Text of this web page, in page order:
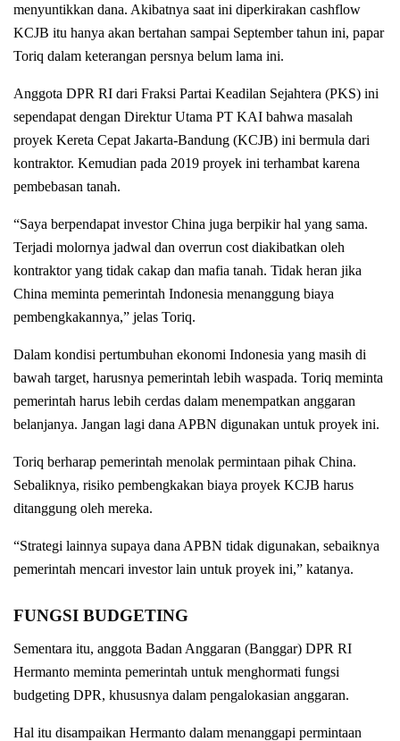
menyuntikkan dana. Akibatnya saat ini diperkirakan cashflow
KCJB itu hanya akan bertahan sampai September tahun ini, papar
Toriq dalam keterangan persnya belum lama ini.
Anggota DPR RI dari Fraksi Partai Keadilan Sejahtera (PKS) ini
sependapat dengan Direktur Utama PT KAI bahwa masalah
proyek Kereta Cepat Jakarta-Bandung (KCJB) ini bermula dari
kontraktor. Kemudian pada 2019 proyek ini terhambat karena
pembebasan tanah.
“Saya berpendapat investor China juga berpikir hal yang sama.
Terjadi molornya jadwal dan overrun cost diakibatkan oleh
kontraktor yang tidak cakap dan mafia tanah. Tidak heran jika
China meminta pemerintah Indonesia menanggung biaya
pembengkakannya,” jelas Toriq.
Dalam kondisi pertumbuhan ekonomi Indonesia yang masih di
bawah target, harusnya pemerintah lebih waspada. Toriq meminta
pemerintah harus lebih cerdas dalam menempatkan anggaran
belanjanya. Jangan lagi dana APBN digunakan untuk proyek ini.
Toriq berharap pemerintah menolak permintaan pihak China.
Sebaliknya, risiko pembengkakan biaya proyek KCJB harus
ditanggung oleh mereka.
“Strategi lainnya supaya dana APBN tidak digunakan, sebaiknya
pemerintah mencari investor lain untuk proyek ini,” katanya.
FUNGSI BUDGETING
Sementara itu, anggota Badan Anggaran (Banggar) DPR RI
Hermanto meminta pemerintah untuk menghormati fungsi
budgeting DPR, khususnya dalam pengalokasian anggaran.
Hal itu disampaikan Hermanto dalam menanggapi permintaan